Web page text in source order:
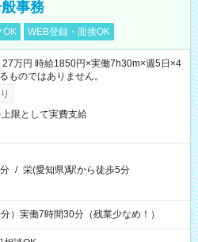
事務
OK WEB登録・面接OK
万円 時給1850円×実働7h30m×週5日×4
のではありません。
限として実費支給
/ 栄(愛知県)駅から徒歩5分
）実働7時間30分（残業少なめ！）